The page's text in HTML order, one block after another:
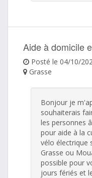
Aide à domicile
Posté le 04/10/
Grasse
Bonjour je
souhaiterais
les personnes
pour aide à la
vélo électrique
Grasse ou
possible pour
jours fériés et